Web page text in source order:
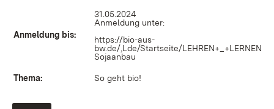
Anmeldung bis:
31.05.2024
Anmeldung unter:
https://bio-aus-
bw.de/,Lde/Startseite/LEHREN+_+LERNEN/
Sojaanbau
Thema: So geht bio!